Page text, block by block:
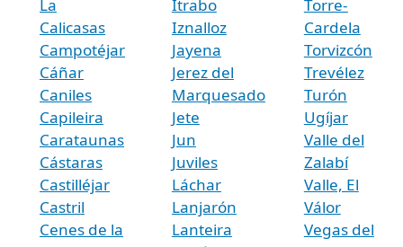
La
Calicasas
Campotéjar
Cáñar
Caniles
Capileira
Carataunas
Cástaras
Castilléjar
Castril
Cenes de la
Itrabo
Iznalloz
Jayena
Jerez del
Marquesado
Jete
Jun
Juviles
Láchar
Lanjarón
Lanteira
Torre-
Cardela
Torvizcón
Trevélez
Turón
Ugíjar
Valle del
Zalabí
Valle, El
Válor
Vegas del